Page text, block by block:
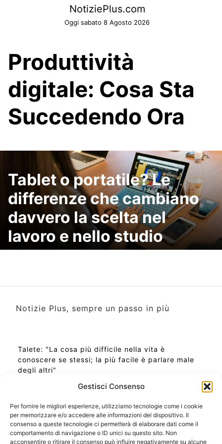
Gestisci Consenso
Per fornire le migliori esperienze, utilizziamo tecnologie come i cookie
per memorizzare e/o accedere alle informazioni del dispositivo. Il
consenso a queste tecnologie ci permetterà di elaborare dati come il
comportamento di navigazione o ID unici su questo sito. Non
acconsentire o ritirare il consenso può influire negativamente su alcune
NotiziePlus.com
Oggi sabato 8 Agosto 2026
Produttività
digitale: Cosa Sta
Succedendo Ora
Tablet o portatile? Le
differenze che cambiano
davvero la scelta nel
lavoro e nello studio
Notizie Plus, sempre un passo in più
Talete: "La cosa più difficile nella vita è
conoscere se stessi; la più facile è parlare male
degli altri"
Ora Esatta in Italia in questo momento
Ti Senti Strano Ultimamente? Potrebbe Essere per
la Risonanza di Schumann